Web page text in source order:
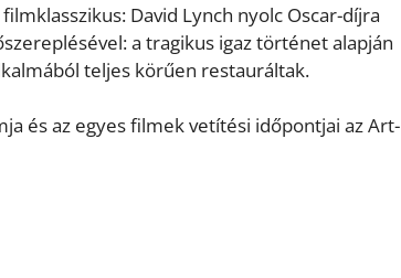
David Lynch nyolc Oscar-díjra
a tragikus igaz történet alapján
teljes körűen restauráltak.
és az egyes filmek vetítési időpontjai az Art-